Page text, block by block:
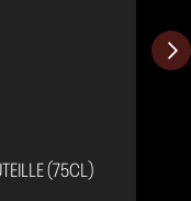
(75CL)